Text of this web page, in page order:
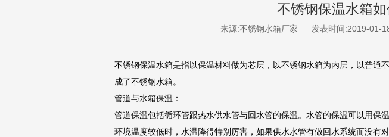
不锈钢保温水箱
来源:不锈钢水箱厂家 发表时间:2019-01-
不锈钢保温水箱是指以保温材料做为芯层，以不锈钢水箱为内层，以普通不
成了不锈钢水箱。
管道与水箱保温：
管道保温包括循环管跟热水供水管与回水管的保温。水管的保温可以用
环境温度较低时，水温降得特别厉害，如果供水水管有做回水系统而没